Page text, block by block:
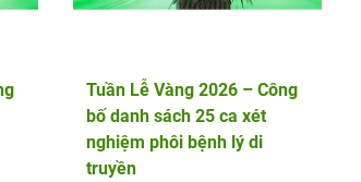
Tuần Lễ Vàng 2026 – Công
bố danh sách 25 ca xét
nghiệm phôi bệnh lý di
truyền